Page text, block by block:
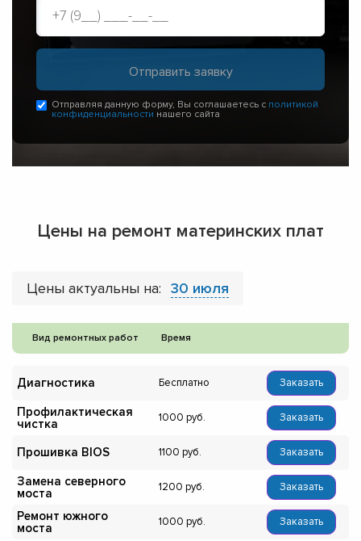
Отправляя данную форму, Вы соглашаетесь с политикой
конфиденциальности нашего сайта
Цены на ремонт материнских плат
Цены актуальны на: 30 июля
Вид ремонтных работ Время
Диагностика Бесплатно Заказать
Профилактическая
чистка
1000 Заказать
Прошивка BIOS 1100 Заказать
Замена северного
моста
1200 Заказать
Ремонт южного
моста
1000 Заказать